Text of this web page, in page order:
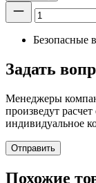
Безопасные
Задать
Менеджеры
произведут
индивидуальное
Отправить
Похожие